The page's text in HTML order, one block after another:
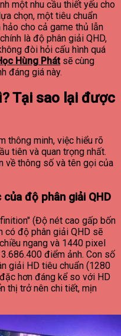
một nhu cầu thiết yếu cho
chọn, một tiêu chuẩn
cho cả game thủ lẫn
là độ phân giải QHD,
đòi hỏi cấu hình quá
Hùng Phátsẽ cùng
đáng giá này.
Tại sao lại được
thông minh, việc hiểu rõ
tiên và quan trọng nhất.
về thông số và tên gọi của
độ phân giải QHD
(Độ nét cao gấp bốn
có độ phân giải QHD sẽ
ngang và 1440 pixel
điểm ảnh. Con số
giải HD tiêu chuẩn (1280
hơn đáng kể so với HD
thị trở nên chi tiết, mịn